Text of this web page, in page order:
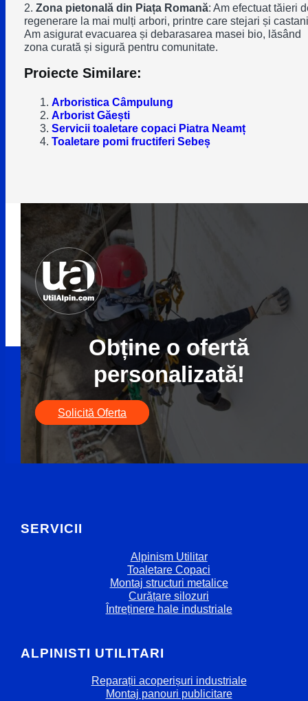
2. Zona pietonală din Piața Romană: Am efectuat tăieri
regenerare la mai mulți arbori, printre care stejari și
Am asigurat evacuarea și debarasarea masei bio, lăsând
zona curată și sigură pentru comunitate.
Proiecte Similare:
Arboristica Câmpulung
Arborist Găești
Servicii toaletare copaci Piatra Neamț
Toaletare pomi fructiferi Sebeș
Obține o ofertă
personalizată!
Solicită Oferta
SERVICII
Alpinism Utilitar
Toaletare Copaci
Montaj structuri metalice
Curățare silozuri
Întreținere hale industriale
ALPINISTI UTILITARI
Reparații acoperișuri industriale
Montaj panouri publicitare